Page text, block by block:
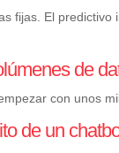
fijas. El
de
con unos
de un